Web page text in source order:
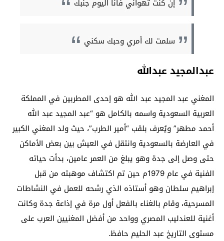
إن كنت تهواني فأنا اليوم جنبك
سلمت لك أمري وحبك سكني
عبدالمجيد عبدالله
المغني عبد المجيد عبد الله هو إحدى المطربين في المملكة
العربية السعودية واسمه بالكامل هو “عبد المجيد عبد الله
أحمد مطهر” ويُعرف بلقب “أمير الطرب”، حيث ولد المغني الكبير
في العارضة بالسعودية وانتقل في العيش بين بعض الأماكن
حتى وصل إلى جدة وهو يبلغ من العمر عامين، بدأت حياته
الفنية في عام 1979م حين تم اكتشاف موهبته من قبل
إبراهيم سلطان وهو أستاذه الذي رشحه للعمل في النشاطات
المسرحية، وقام بالغناء بالفعل أول مرة في إذاعة جدة وكانت
أغنية للعندليب المصري وواحد من أفضل المغنيين العرب على
مستوى التاريخ عبد الحليم حافظ.